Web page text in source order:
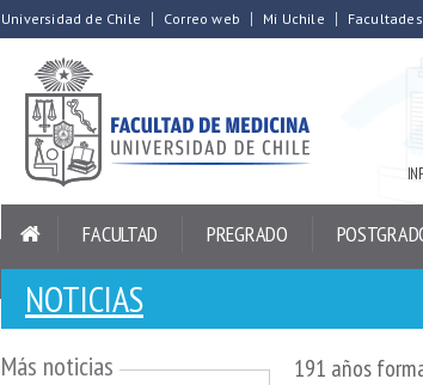
Universidad de Chile Correo web Mi Uchile Facultades
FACULTAD PREGRADO
NOTICIAS
Más noticias 191 años